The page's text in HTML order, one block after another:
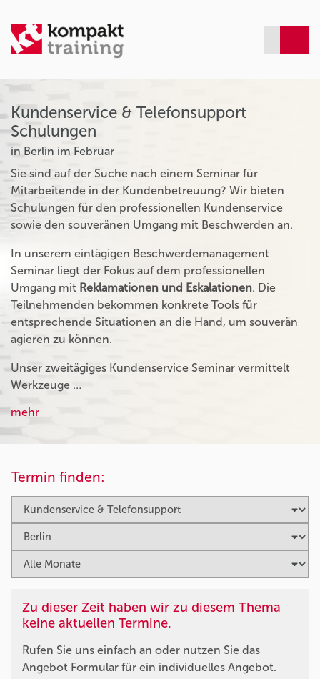
Kundenservice & Telefonsupport
Schulungen
in Berlin im Februar
Sie sind auf der Suche nach einem Seminar für
Mitarbeitende in der Kundenbetreuung? Wir bieten
Schulungen für den professionellen Kundenservice
sowie den souveränen Umgang mit Beschwerden an.
In unserem eintägigen Beschwerdemanagement
Seminar liegt der Fokus auf dem professionellen
Umgang mit Reklamationen und Eskalationen. Die
Teilnehmenden bekommen konkrete Tools für
entsprechende Situationen an die Hand, um souverän
agieren zu können.
Unser zweitägiges Kundenservice Seminar vermittelt
Werkzeuge …
mehr
Termin finden:
Zu dieser Zeit haben wir zu diesem Thema
keine aktuellen Termine.
Rufen Sie uns einfach an oder nutzen Sie das
Angebot Formular für ein individuelles Angebot.